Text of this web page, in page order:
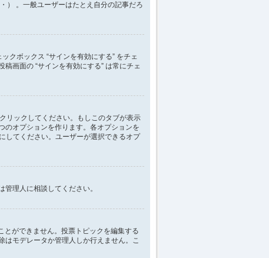
） 。一般ユーザーはたとえ自分の記事だろ
クボックス “サインを有効にする” をチェ
画面の “サインを有効にする” は常にチェ
リックしてください。もしこのタブが表示
のオプションを作ります。各オプションを
してください。ユーザーが選択できるオプ
理人に相談してください。
とができません。投票トピックを編集する
はモデレータか管理人しか行えません。こ